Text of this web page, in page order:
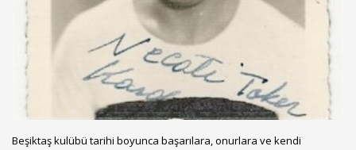
Beşiktaş kulübü tarihi boyunca başarılara, onurlara ve kendi